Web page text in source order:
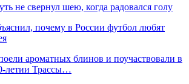
не свернул шею, когда радовался голу
почему в России футбол любят
ароматных блинов и поучаствовали в
летии Трассы…